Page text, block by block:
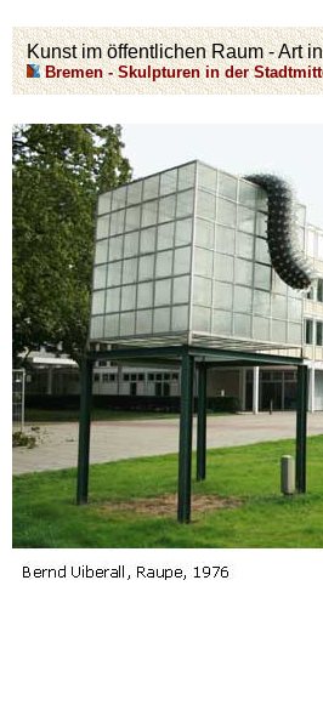
Kunst im öffentlichen Raum - Art
Bremen - Skulpturen in der